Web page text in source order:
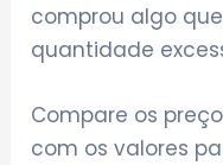
comprou algo
quantidade
Compare os
com os valores